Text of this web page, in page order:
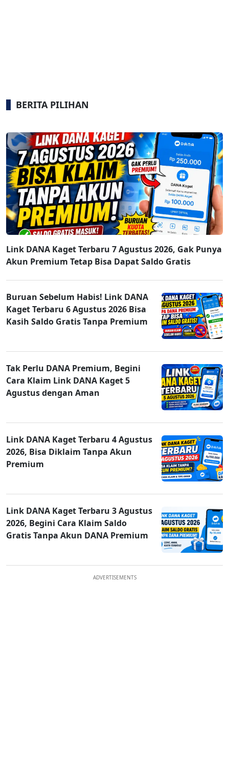
BERITA PILIHAN
Link DANA Kaget Terbaru 7 Agustus 2026, Gak Punya
Akun Premium Tetap Bisa Dapat Saldo Gratis
Buruan Sebelum Habis! Link DANA
Kaget Terbaru 6 Agustus 2026 Bisa
Kasih Saldo Gratis Tanpa Premium
Tak Perlu DANA Premium, Begini
Cara Klaim Link DANA Kaget 5
Agustus dengan Aman
Link DANA Kaget Terbaru 4 Agustus
2026, Bisa Diklaim Tanpa Akun
Premium
Link DANA Kaget Terbaru 3 Agustus
2026, Begini Cara Klaim Saldo
Gratis Tanpa Akun DANA Premium
ADVERTISEMENTS